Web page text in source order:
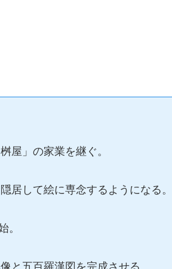
屋」の家業を継ぐ。
居して絵に専念するようになる。
。